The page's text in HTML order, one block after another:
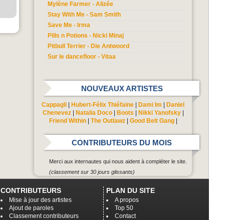
Mylène Farmer - Alizée
Stay With Me - Sam Smith
Save Me - Irma
Pills n Potions - Nicki Minaj
Pitbull Terrier - Die Antwoord
Sur le dancefloor - Vitaa
NOUVEAUX ARTISTES
Cappagli Hubert-Félix Thiéfaine Dami Im
Daniel
Chenevez| Natalia Doco| Boots Nikki Yanofsky|
Friend Within| The Outlawz| Good Belt Gang|
CONTRIBUTEURS DU MOIS
Merci aux internautes qui nous aident à compléter le site.
(classement sur 30 jours glissants)
PLAN DU SITE
A propos
Top 50
Contact
CONTRIBUTEURS
Mise à jour des artistes
Ajout de paroles
Classement contributeurs